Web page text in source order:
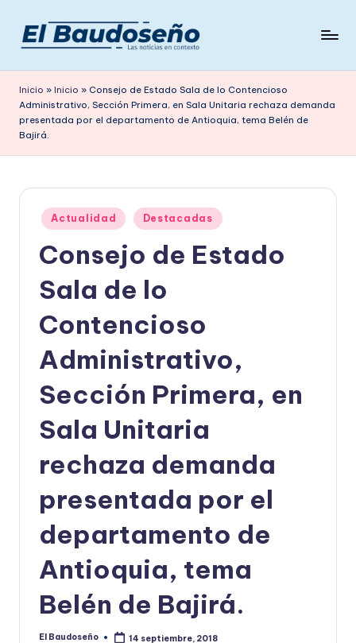
Saltar
contenido
e
ri
ó
i
en
contexto
Inicio » Inicio » Consejo de Estado Sala de lo Contencioso
Administrativo, Sección Primera, en Sala Unitaria rechaza demanda
presentada por el departamento de Antioquia, tema Belén de
Bajirá.
Publicado
en
Actualidad Destacadas
Consejo de Estado
Sala de lo
Contencioso
Administrativo,
Sección Primera, en
Sala Unitaria
rechaza demanda
presentada por el
departamento de
Antioquia, tema
Belén de Bajirá.
El Baudoseño 14 septiembre, 2018